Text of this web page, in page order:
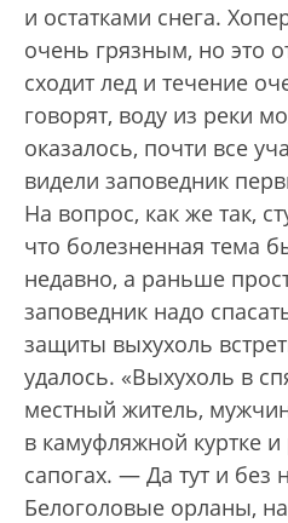
и остатками снега.
очень грязным, но это
сходит лед и течение
говорят, воду из реки
оказалось, почти все
видели заповедник
На вопрос, как же так,
что болезненная тема
недавно, а раньше
заповедник надо
защиты выхухоль
удалось. «Выхухоль в
местный житель,
в камуфляжной куртке
сапогах. — Да тут и без
Белоголовые орланы,